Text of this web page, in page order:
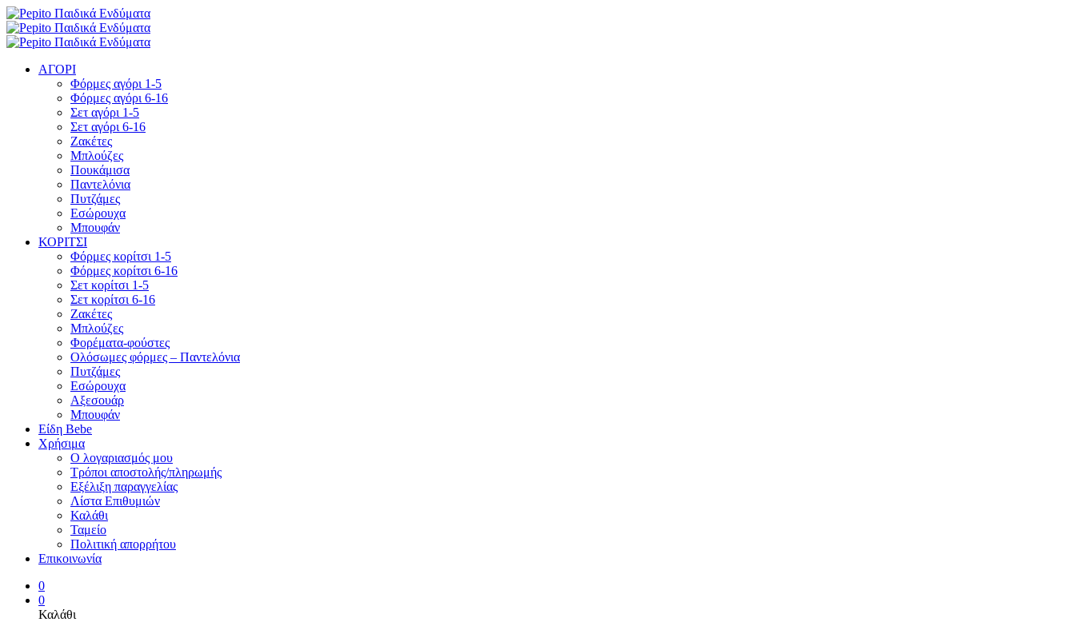
ΑΓΟΡΙ
Φόρμες αγόρι 1-5
Φόρμες αγόρι 6-16
Σετ αγόρι 1-5
Σετ αγόρι 6-16
Ζακέτες
Μπλούζες
Πουκάμισα
Παντελόνια
Πυτζάμες
Εσώρουχα
Μπουφάν
ΚΟΡΙΤΣΙ
Φόρμες κορίτσι 1-5
Φόρμες κορίτσι 6-16
Σετ κορίτσι 1-5
Σετ κορίτσι 6-16
Ζακέτες
Μπλούζες
Φορέματα-φούστες
Ολόσωμες φόρμες – Παντελόνια
Πυτζάμες
Εσώρουχα
Αξεσουάρ
Μπουφάν
Είδη Bebe
Χρήσιμα
Ο λογαριασμός μου
Τρόποι αποστολής/πληρωμής
Εξέλιξη παραγγελίας
Λίστα Επιθυμιών
Καλάθι
Ταμείο
Πολιτική απορρήτου
Επικοινωνία
0
0
Καλάθι